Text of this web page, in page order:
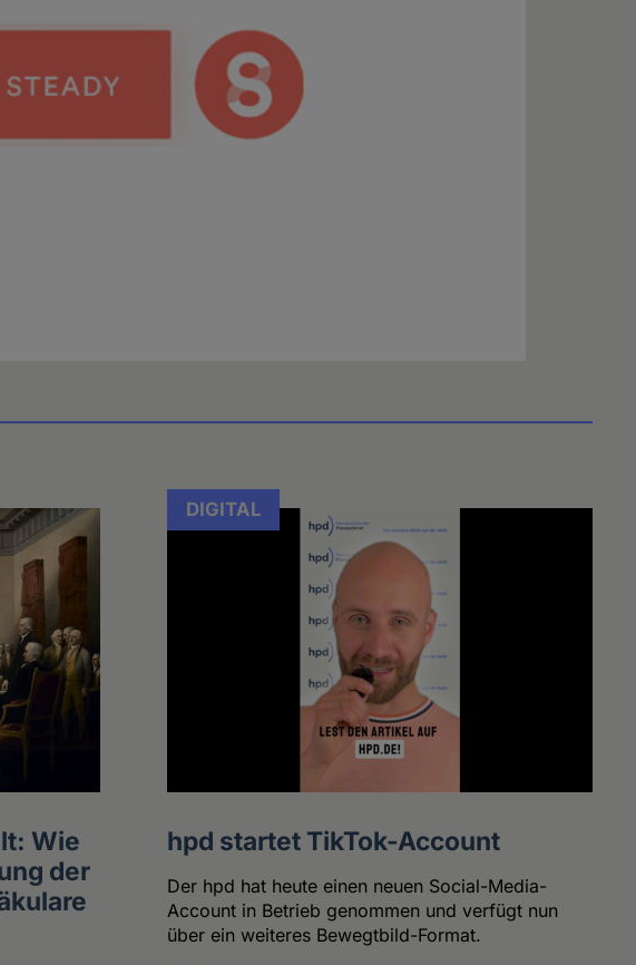
Wie
der
DIGITAL
hpd startet TikTok-Account
Der hpd hat heute einen neuen Social-Media-
Account in Betrieb genommen und verfügt nun
über ein weiteres Bewegtbild-Format.